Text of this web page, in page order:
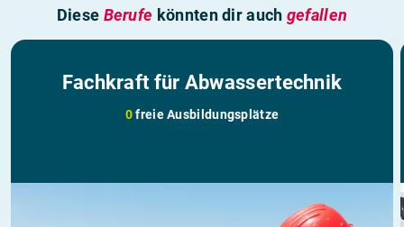
Diese Berufe könnten dir auch gefallen
Fachkraft für Abwassertechnik
0freie Ausbildungsplätze